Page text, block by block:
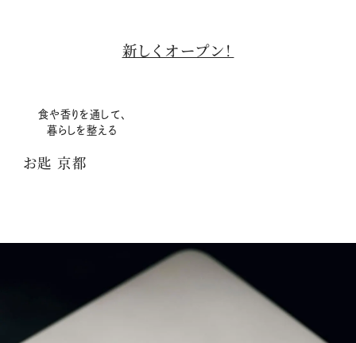
新しくオープン！
食や香りを通して、
暮らしを整える
お匙 京都